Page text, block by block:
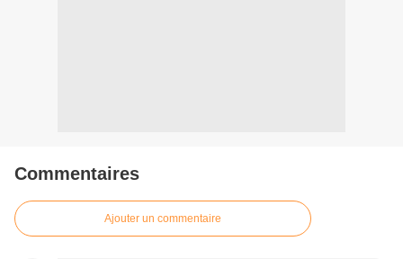
Commentaires
Ajouter un commentaire